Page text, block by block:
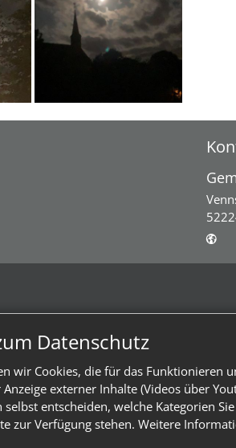
Datenschutz
wir Cookies, die für das Funktionieren
externer Inhalte (Videos über
entscheiden, welche Kategorien
zur Verfügung stehen. Weitere